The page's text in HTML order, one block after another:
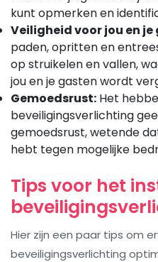
kunt opmerken en
Veiligheid voor jou en je
paden, opritten en
op struikelen en vallen,
jou en je gasten wordt
Gemoedsrust: Het
beveiligingsverlichting
gemoedsrust, wetende
hebt tegen mogelijke
Tips voor het
Hier zijn een paar tips om
beveiligingsverlichting